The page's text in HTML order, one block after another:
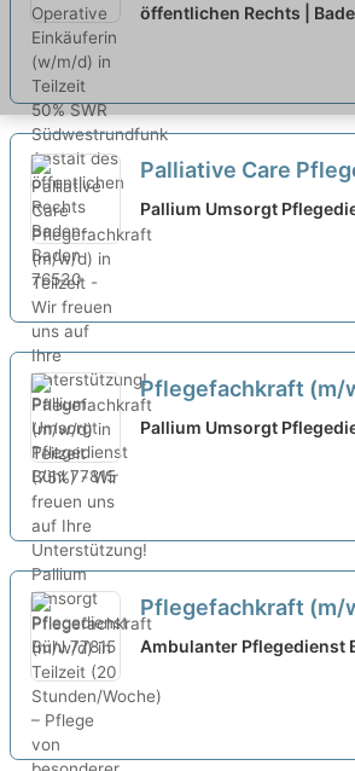
neu
öffentlichen Rechts |
Palliative Care
(m/w/d) in Teilzeit -
auf Ihre
Pallium Umsorgt
Pflegefachkraft (m/
(75%) - Wir freuen
Pallium Umsorgt
Pflegefachkraft (m/
(20 Stunden/
Ambulanter Pflegedienst